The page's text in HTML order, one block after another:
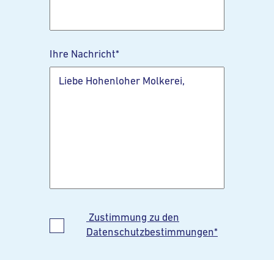
Ihre Nachricht*
Zustimmung zu den
Datenschutzbestimmungen*